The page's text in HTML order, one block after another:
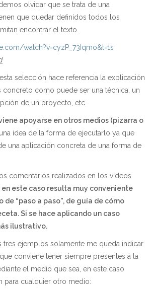
olvidar que se trata de una
que quedar definidos todos los
encontrar el texto.
watch?v=cyzP_73Iqmo&t=1s
selección hace referencia la explicación
como puede ser una técnica, un
de un proyecto, etc.
apoyarse en otros medios (pizarra o
idea de la forma de ejecutarlo ya que
una aplicación concreta de una forma de
comentarios realizados en los videos
en este caso resulta muy conveniente
“paso a paso”, de guía de cómo
Si se hace aplicando un caso
ilustrativo.
tres ejemplos solamente me queda indicar
conviene tener siempre presentes a la
el medio que sea, en este caso
para cualquier otro medio: